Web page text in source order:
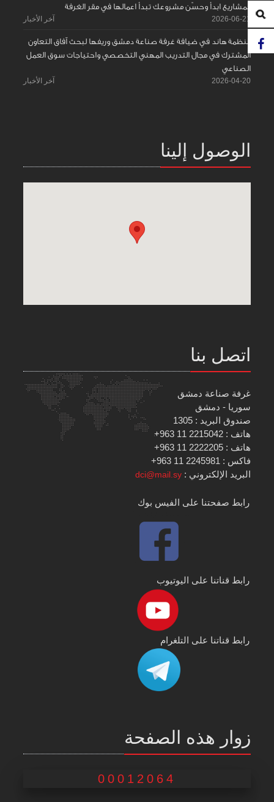
المشاريع ابدأ وحسّن مشروعك تبدأ اعمالها في مقر الغرفة
2026-06-21 آخر الأخبار
منظمة هاند في ضيافة غرفة صناعة دمشق وريفها لبحث آفاق التعاون
المشترك في مجال التدريب المهني التخصصي واحتياجات سوق العمل
الصناعي
2026-04-20 آخر الأخبار
الوصول إلينا
اتصل بنا
غرفة صناعة دمشق
سوريا - دمشق
صندوق البريد : 1305
هاتف : 2215042 11 963+
هاتف : 2222205 11 963+
فاكس : 2245981 11 963+
البريد الإلكتروني :dci@mail.sy
رابط صفحتنا على الفيس بوك
رابط قناتنا على اليوتيوب
رابط قناتنا على التلغرام
زوار هذه الصفحة
00012064